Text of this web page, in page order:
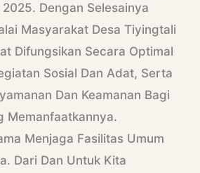
Dengan Selesainya
Masyarakat Desa Tiyingtali
Difungsikan Secara Optimal
Sosial Dan Adat, Serta
Dan Keamanan Bagi
Memanfaatkannya.
Menjaga Fasilitas Umum
Dari Dan Untuk Kita